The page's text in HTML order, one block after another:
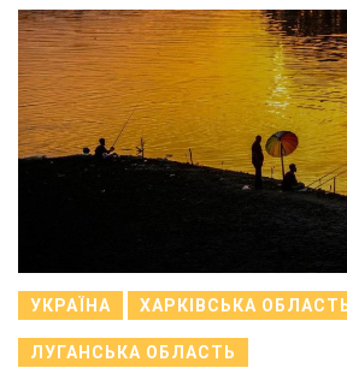
УКРАЇНА ХАРКІВСЬКА
ЛУГАНСЬКА ОБЛАСТЬ